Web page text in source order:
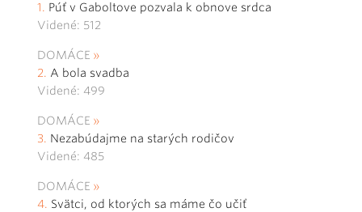
Púť v Gaboltove pozvala k obnove srdca
Videné: 512
DOMÁCE
A bola svadba
Videné: 499
DOMÁCE
Nezabúdajme na starých rodičov
Videné: 485
DOMÁCE
Svätci, od ktorých sa máme čo učiť